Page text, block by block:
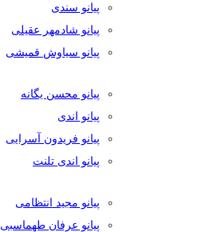
پیانو سندی
پیانو شادمهر عقیلی
پیانو سیاوش قمیشی
پیانو محسن یگانه
پیانو اندی
پیانو فریدون آسرایی
پیانو اندی تلنت
پیانو مجید انتظامی
پیانو عرفان طهماسبی